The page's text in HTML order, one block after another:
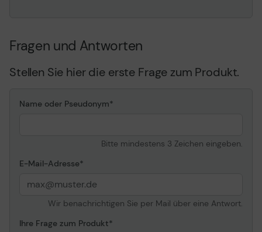
Fragen und Antworten
Stellen Sie hier die erste Frage zum Produkt.
Name oder Pseudonym
Bitte mindestens 3 Zeichen eingeben.
E-Mail-Adresse
Wir benachrichtigen Sie per Mail über eine Antwort.
Ihre Frage zum Produkt